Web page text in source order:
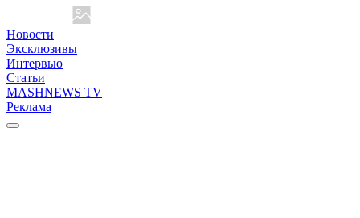
Новости
Эксклюзивы
Интервью
Статьи
MASHNEWS TV
Реклама